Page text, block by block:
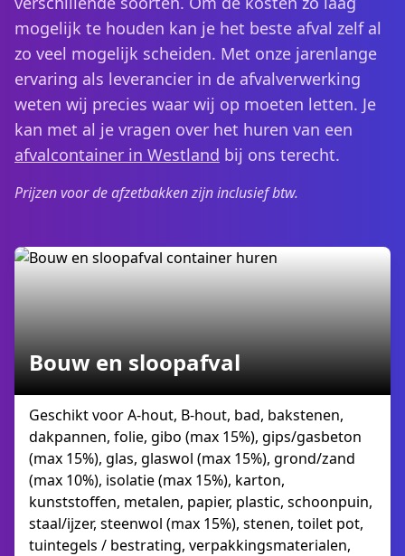
mogelijk te houden kan je het beste afval zelf al
zo veel mogelijk scheiden. Met onze jarenlange
ervaring als leverancier in de afvalverwerking
weten wij precies waar wij op moeten letten. Je
kan met al je vragen over het huren van een
afvalcontainer in Westland bij ons terecht.
Prijzen voor de afzetbakken zijn inclusief btw.
Bouw en sloopafval
Geschikt voor A-hout, B-hout, bad, bakstenen,
dakpannen, folie, gibo (max 15%), gips/gasbeton
(max 15%), glas, glaswol (max 15%), grond/zand
(max 10%), isolatie (max 15%), karton,
kunststoffen, metalen, papier, plastic, schoonpuin,
staal/ijzer, steenwol (max 15%), stenen, toilet pot,
tuintegels / bestrating, verpakkingsmaterialen,